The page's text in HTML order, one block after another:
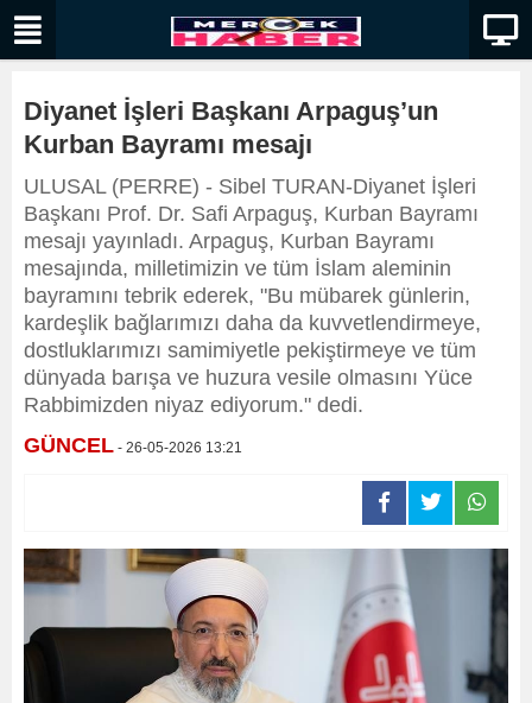
Diyanet İşleri Başkanı Arpaguş’un
Kurban Bayramı mesajı
ULUSAL (PERRE) - Sibel TURAN-Diyanet İşleri
Başkanı Prof. Dr. Safi Arpaguş, Kurban Bayramı
mesajı yayınladı. Arpaguş, Kurban Bayramı
mesajında, milletimizin ve tüm İslam aleminin
bayramını tebrik ederek, "Bu mübarek günlerin,
kardeşlik bağlarımızı daha da kuvvetlendirmeye,
dostluklarımızı samimiyetle pekiştirmeye ve tüm
dünyada barışa ve huzura vesile olmasını Yüce
Rabbimizden niyaz ediyorum." dedi.
GÜNCEL - 26-05-2026 13:21